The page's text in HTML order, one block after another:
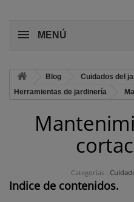
MENÚ
Blog
Cuidados del
Herramientas de jardinería
Categorías :
Indice de contenidos.